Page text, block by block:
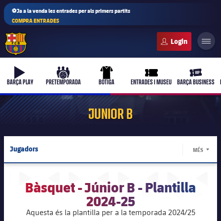
⚽Ja a la venda les entrades per als primers partits
COMPRA ENTRADES
b-play
BARÇA PLAY
culers-ball
PRETEMPORADA
uniform
BOTIGA
ticket-full
ENTRADES I MUSEU
ticket-
BARÇA BUSINESS
JUNIOR B
Jugadors MÉS
Resultats
Classificacio
Bàsquet - Júnior B - Plantilla
2024-25
Aquesta és la plantilla per a la temporada 2024/25